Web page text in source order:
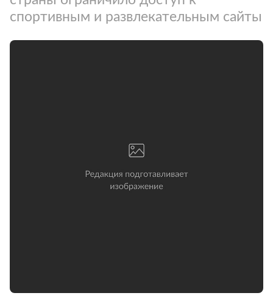
спортивным и развлекательным сайты